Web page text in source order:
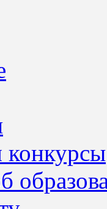
конкурсы